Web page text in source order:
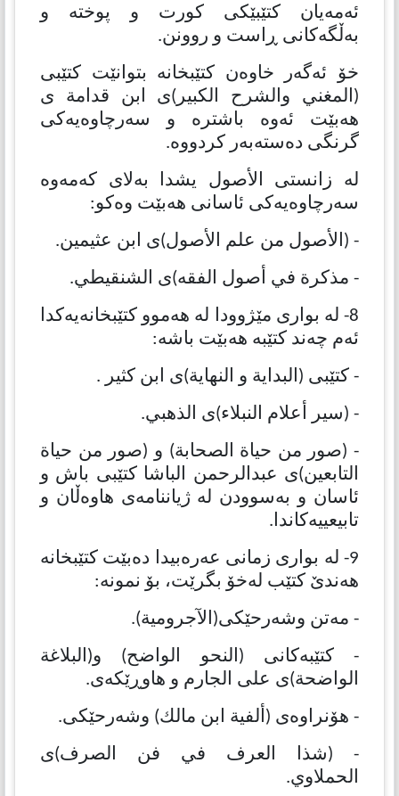
ئەمەیان كتێبێكی كورت و پوختە و
بەڵگەكانی ڕاست و روونن.
خۆ ئەگەر خاوەن كتێبخانە بتوانێت كتێبی
(المغني والشرح الكبیر)ی ابن قدامة ی
هەبێت ئەوە باشترە و سەرچاوەیەكی
گرنگی دەستەبەر كردووە.
لە زانستی الأصول یشدا بەلای كەمەوە
سەرچاوەیەكی ئاسانی هەبێت وەكو:
- (الأصول من علم الأصول)ی ابن عثیمین.
- مذكرة في أصول الفقه)ی الشنقیطي.
8- لە بواری مێژوودا لە هەموو كتێبخانەیەكدا
ئەم چەند كتێبە هەبێت باشە:
- كتێبی (البدایة و النهایة)ی ابن كثیر .
- (سیر أعلام النبلاء)ی الذهبي.
- (صور من حیاة الصحابة) و (صور من حیاة
التابعین)ی عبدالرحمن الباشا كتێبی باش و
ئاسان و بەسوودن لە ژیاننامەی هاوەڵان و
تابیعییەكاندا.
9- لە بواری زمانی عەرەبیدا دەبێت كتێبخانە
هەندێ كتێب لەخۆ بگرێت، بۆ نمونە:
- مەتن وشەرحێكی(الآجرومیة).
- كتێبەكانی (النحو الواضح) و(البلاغة
الواضحة)ی علی الجارم و هاوڕێكەی.
- هۆنراوەی (ألفیة ابن مالك) وشەرحێكی.
- (شذا العرف في فن الصرف)ی
الحملاوي.